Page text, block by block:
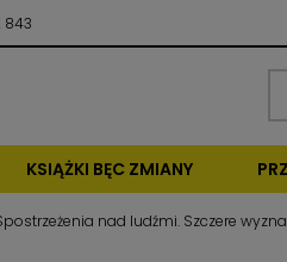
843
KSIĄŻKI BĘC ZMIANY
nad ludźmi. Szczere